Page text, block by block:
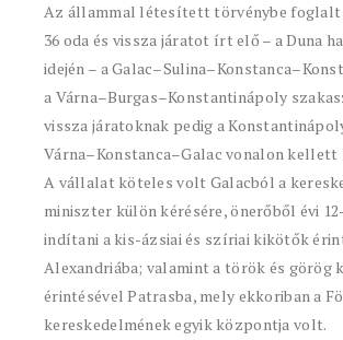
Az állammal létesített törvénybe foglalt
36 oda és vissza járatot írt elő – a Duna
idején – a
a Várna–Burgas–Konstantinápoly
vissza járatoknak pedig a
Várna–Konstanca–Galac vonalon kellett
A vállalat köteles volt Galacból a
miniszter külön kérésére, önerőből évi
indítani a kis-ázsiai és szíriai kikötők
Alexandriába; valamint a török és görög
érintésével Patrasba, mely ekkoriban a
kereskedelmének egyik központja volt.